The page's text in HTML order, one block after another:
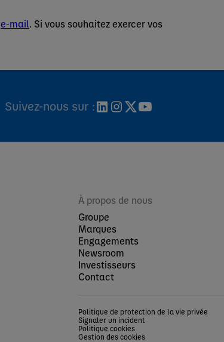
e-mail. Si vous souhaitez exercer vos
Suivez-nous sur :
À propos de nous
Groupe
Marques
Engagements
Newsroom
Investisseurs
Contact
Politique de protection de la vie privée
Signaler un incident
Politique cookies
Gestion des cookies